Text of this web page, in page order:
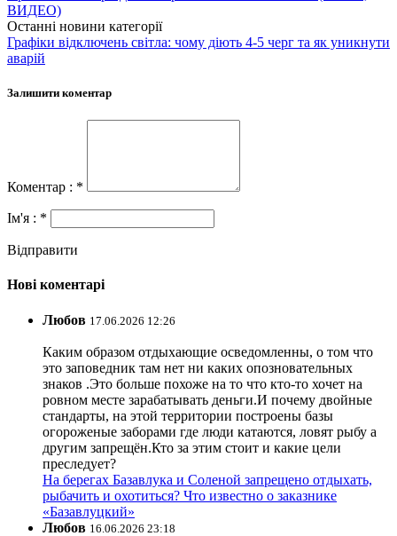
ВИДЕО)
Останні новини категорії
Графіки відключень світла: чому діють 4-5 черг та як уникнути
аварій
Залишити коментар
Коментар : *
Ім'я : *
Відправити
Нові коментарі
Любов 17.06.2026 12:26
Каким образом отдыхающие осведомленны, о том что
это заповедник там нет ни каких опозновательных
знаков .Это больше похоже на то что кто-то хочет на
ровном месте зарабатывать деньги.И почему двойные
стандарты, на этой территории построены базы
огороженые заборами где люди катаются, ловят рыбу а
другим запрещён.Кто за этим стоит и какие цели
преследует?
На берегах Базавлука и Соленой запрещено отдыхать,
рыбачить и охотиться? Что известно о заказнике
«Базавлуцкий»
Любов 16.06.2026 23:18